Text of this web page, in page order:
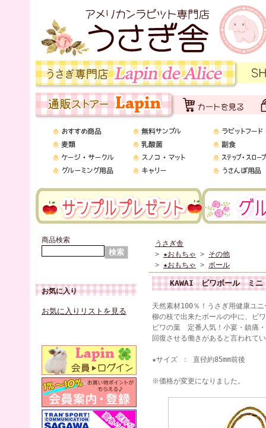
商品検索
お気に入り
お気に入りリストを見る
うさぎ舎
> ★おもちゃ > その他
> ★おもちゃ > ボール
KAWAI ビワボール ミニ
天然素材100％！うさぎ用健康ユ
柳の枝で出来たボールの中に、ビ
ビワの葉 定番人気！小宴・鎮痛
回復させる働きがあると言われて
★サイズ ： 直径約85mm前後
※価格が変更になりました。